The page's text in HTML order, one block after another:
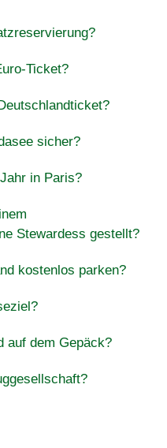
Ticket?
sicher?
in Paris?
Stewardess gestellt?
kostenlos parken?
auf dem Gepäck?